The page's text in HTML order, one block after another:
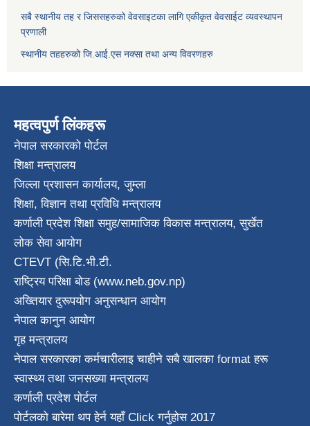
सबै स्थानीय तह र जिससहरुको वेवसाइटका लागि एकीकृत वेवसाईट व्यवस्थापन
प्रणाली
स्थानीय तहहरुको जि.आई.एस नक्सा तथा अन्य विवरणहरु
महत्वपुर्ण लिंकहरू
नेपाल सरकारको पोर्टल
शिक्षा मन्त्रालय
जिल्ला प्रशासन कार्यालय, जुम्ला
शिक्षा, विज्ञान तथा प्रविधि मन्त्रालय
कर्णाली प्रदेश शिक्षा समुह/सामाजिक विकास मन्त्रालय, सुर्खेत
लोक सेवा आयोग
CTEVT (सि.टि.भी.टी.
राष्ट्रिय परिक्षा बाेड (www.neb.gov.np)
अख्तियार दुरूपयोग अनुसन्धान आयोग
नेपाल कानुन आयाेग
गृह मन्त्रालय
नेपाल सरकारका कर्मचारीलाइ चाहीने सबै खालका format हरू
स्वास्थ्य तथा जनस‌ख्या मन्त्रालय
कर्णाली प्रदेश पाेर्टल
पोर्टलको बारेमा थप हेर्नयहाँ Click गर्नुहोस2017